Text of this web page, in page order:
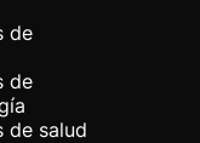
de
de
de salud